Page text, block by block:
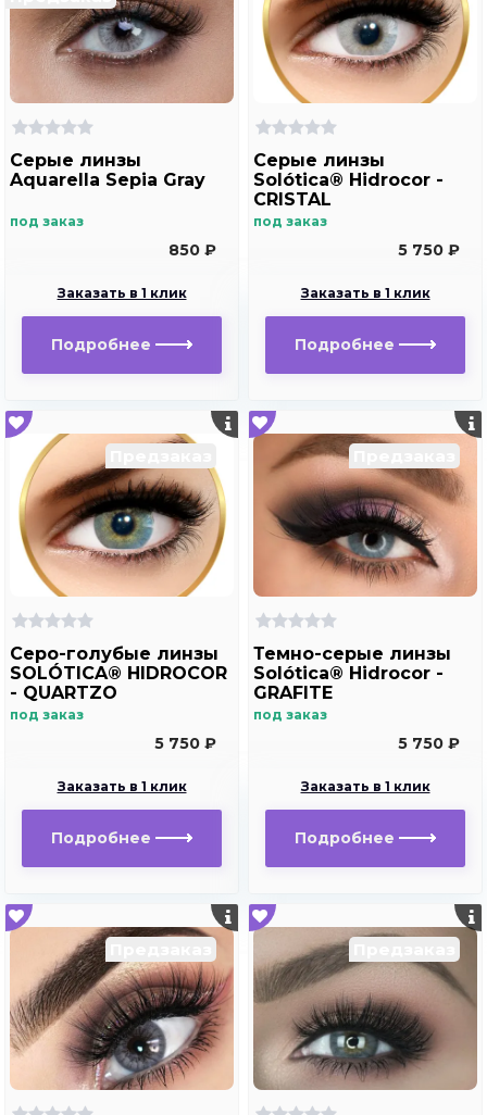
Серые линзы
Aquarella Sepia Gray
под заказ
850 ₽
Заказать в 1 клик
Подробнее
Серые линзы
Solótica® Hidrocor -
CRISTAL
под заказ
5 750 ₽
Заказать в 1 клик
Подробнее
Серо-голубые линзы
SOLÓTICA® HIDROCOR
- QUARTZO
под заказ
5 750 ₽
Заказать в 1 клик
Подробнее
Темно-серые линзы
Solótica® Hidrocor -
GRAFITE
под заказ
5 750 ₽
Заказать в 1 клик
Подробнее